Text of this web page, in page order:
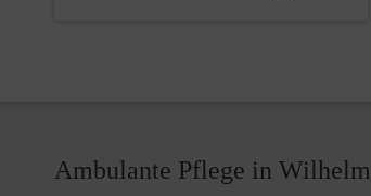
Ambulante Pflege in